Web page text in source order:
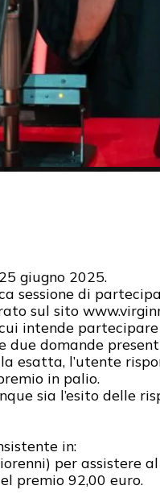
giugno 2025.
sessione di
sul sito
intende
due domande
esatta, l’utente
in palio.
sia l’esito delle
in:
per assistere
premio 92,00 euro.